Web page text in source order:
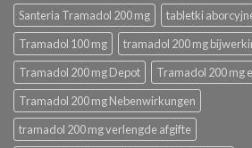
Santeria Tramadol 200 mg
tabletki
Tramadol 100 mg
tramadol 200 mg
Tramadol 200 mg Depot
Tramadol 200 mg
Tramadol 200 mg Nebenwirkungen
tramadol 200 mg verlengde afgifte